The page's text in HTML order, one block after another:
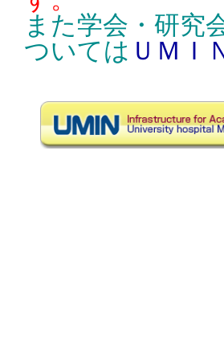
また学会・研究
ついては ＵＭＩ